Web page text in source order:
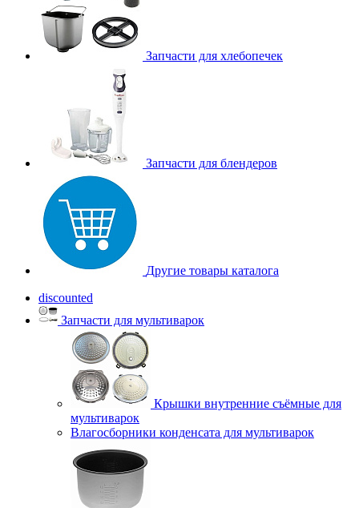
Запчасти для хлебопечек
Запчасти для блендеров
Другие товары каталога
discounted
Запчасти для мультиварок
Крышки внутренние съёмные для
мультиварок
Влагосборники конденсата для мультиварок